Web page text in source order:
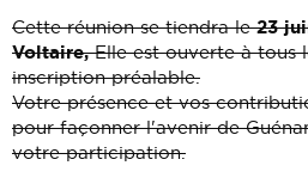
Cette réunion se tiendra le23
Voltaire,Elle est ouverte à tous
inscription préalable.
Votre présence et vos
pour façonner l'avenir de
votre participation.